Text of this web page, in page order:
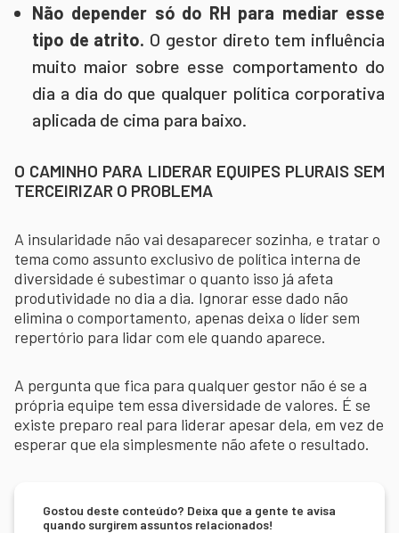
Não depender só do RH para mediar esse
tipo de atrito. O gestor direto tem influência
muito maior sobre esse comportamento do
dia a dia do que qualquer política corporativa
aplicada de cima para baixo.
O CAMINHO PARA LIDERAR EQUIPES PLURAIS SEM
TERCEIRIZAR O PROBLEMA
A insularidade não vai desaparecer sozinha, e tratar o
tema como assunto exclusivo de política interna de
diversidade é subestimar o quanto isso já afeta
produtividade no dia a dia. Ignorar esse dado não
elimina o comportamento, apenas deixa o líder sem
repertório para lidar com ele quando aparece.
A pergunta que fica para qualquer gestor não é se a
própria equipe tem essa diversidade de valores. É se
existe preparo real para liderar apesar dela, em vez de
esperar que ela simplesmente não afete o resultado.
Gostou deste conteúdo? Deixa que a gente te avisa
quando surgirem assuntos relacionados!